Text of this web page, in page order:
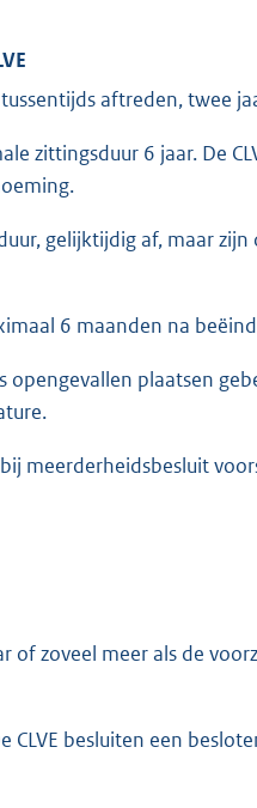
aftreden, twee
zittingsduur 6 jaar. De
gelijktijdig af, maar
6 maanden na
plaatsen
meerderheidsbesluit
of zoveel meer als de
CLVE besluiten een